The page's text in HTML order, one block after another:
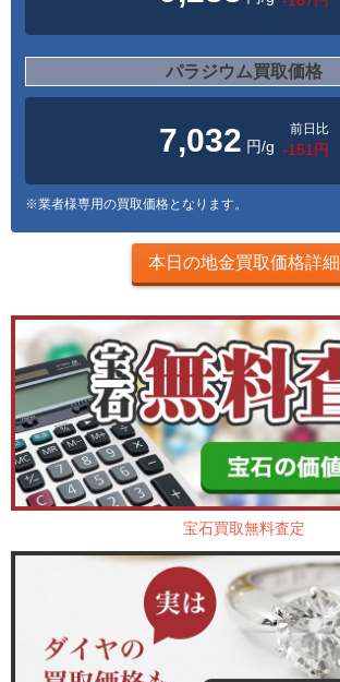
パラジウム買取価格
7,032 円/g
前日比
-151円
※業者様専用の買取価格となります。
本日の地金買取価格詳細
宝石買取無料査定